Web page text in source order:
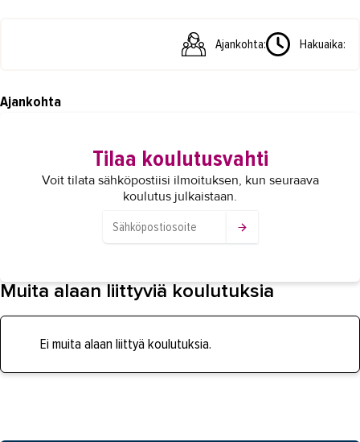
Ajankohta: Hakuaika:
Ajankohta
Tilaa koulutusvahti
Voit tilata sähköpostiisi ilmoituksen, kun seuraava
koulutus julkaistaan.
Muita alaan liittyviä koulutuksia
Ei muita alaan liittyä koulutuksia.